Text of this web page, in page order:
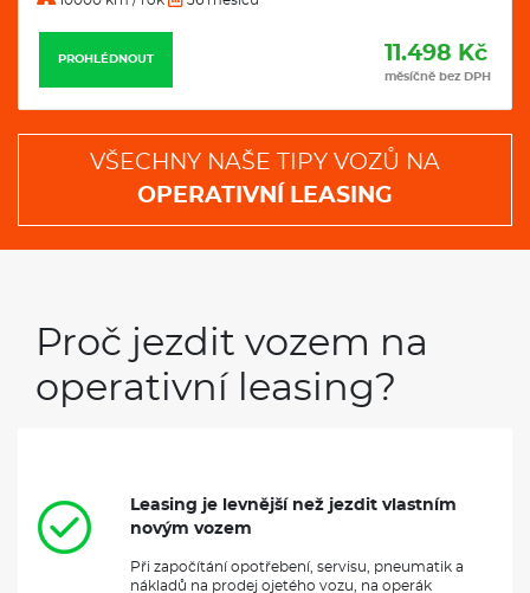
PROHLÉDNOUT 11.498 Kč
měsíčně bez DPH
VŠECHNY NAŠE TIPY VOZŮ NA
OPERATIVNÍ LEASING
Proč jezdit vozem na
operativní leasing?
Leasing je levnější než jezdit vlastním
novým vozem
Při započítání opotřebení, servisu, pneumatik a
nákladů na prodej ojetého vozu, na operák